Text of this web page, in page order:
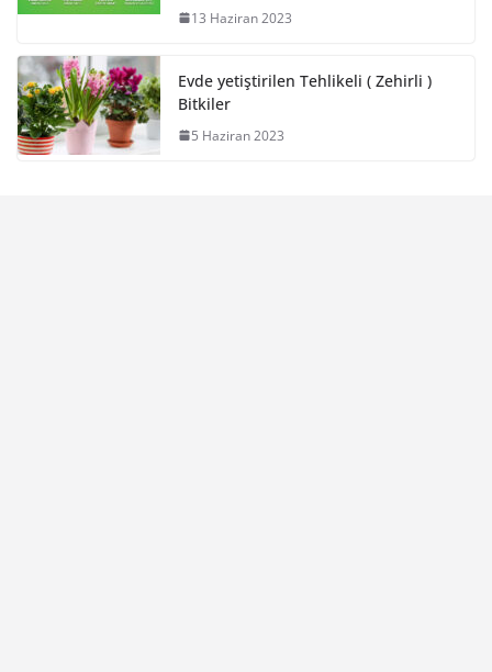
13 Haziran 2023
Evde yetiştirilen Tehlikeli ( Zehirli )
Bitkiler
5 Haziran 2023